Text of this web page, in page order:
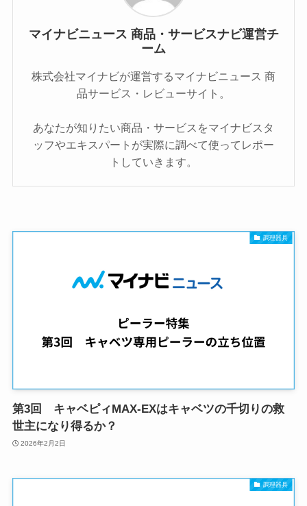
マイナビニュース 商品・サービスナビ運営チ
ーム
株式会社マイナビが運営するマイナビニュース 商
品サービス・レビューサイト。
あなたが知りたい商品・サービスをマイナビスタ
ッフやエキスパートが実際に調べて使ってレポー
トしていきます。
調理器具
第3回 キャベピィMAX-EXはキャベツの千切りの救
世主になり得るか？
2026年2月2日
調理器具